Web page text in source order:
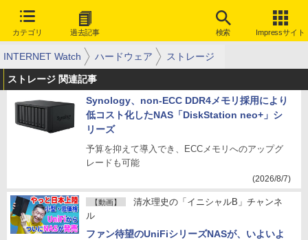
カテゴリ 過去記事 検索 Impressサイト
INTERNET Watch ハードウェア ストレージ
ストレージ 関連記事
Synology、non-ECC DDR4メモリ採用により
低コスト化したNAS「DiskStation neo+」シ
リーズ
予算を抑えて導入でき、ECCメモリへのアップグ
レードも可能
(2026/8/7)
【動画】
清水理史の「イニシャルB」チャンネ
ル
ファン待望のUniFiシリーズNASが、いよいよ